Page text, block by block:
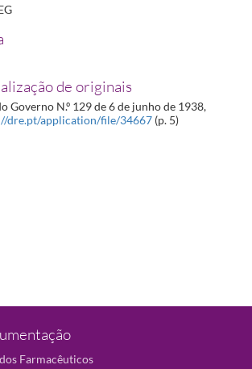
de originais
Governo N.º 129 de 6 de junho de 1938,
dre.pt/application/file/34667(p. 5)
Farmacêuticos